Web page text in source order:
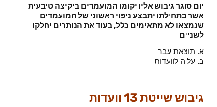
יום סוגר גיבוש אליו יקומו המועמדים ביקיצה טיבעית
אשר בתחילתו יתבצע ניפוי ראשוני של המועמדים
שנמצאו לא מתאימים כלל, בעוד את הנותרים יחלקו
לשניים
א. תוצאת עבר
ב. עליה לוועדות
גיבוש שייטת 13 וועדות